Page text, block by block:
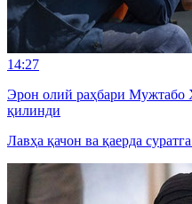
14:27
Эрон олий раҳбари Мужтабо
қилинди
Лавҳа қачон ва қаерда